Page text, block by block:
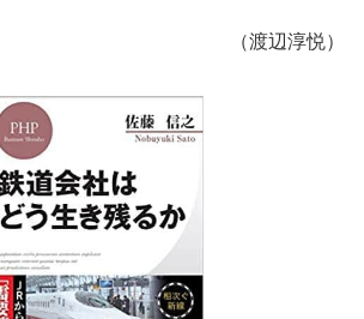
（渡辺淳悦）